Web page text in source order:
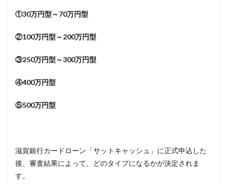
①30万円型～70万円型
②100万円型～200万円型
③250万円型～300万円型
④400万円型
⑤500万円型
滋賀銀行カードローン「サットキャッシュ」に正式申込した
後、審査結果によって、どのタイプになるかが決定されま
す。